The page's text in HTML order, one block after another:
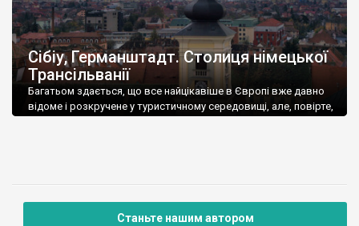
Сібіу, Германштадт. Столиця німецької
Трансільванії
Багатьом здається, що все найцікавіше в Європі вже давно
відоме і розкручене у туристичному середовищі, але, повірте,
Станьте нашим автором